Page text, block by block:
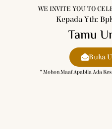
WE INVITE YOU TO
Kepada Yth:
Tamu
Buka
* Mohon Maaf Apabila Ada